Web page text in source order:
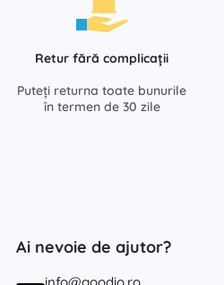
Retur fără complicații
Puteți returna toate bunurile
în termen de 30 zile
Ai nevoie de ajutor?